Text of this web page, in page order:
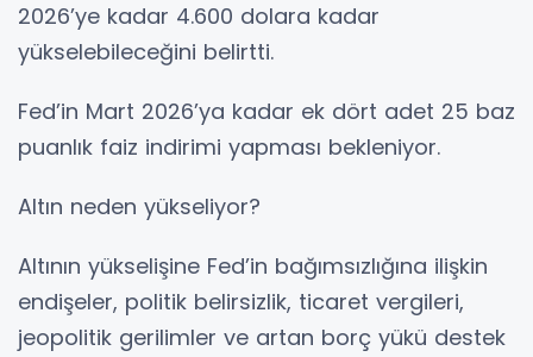
2026’ye kadar 4.600 dolara kadar
yükselebileceğini belirtti.
Fed’in Mart 2026’ya kadar ek dört adet 25 baz
puanlık faiz indirimi yapması bekleniyor.
Altın neden yükseliyor?
Altının yükselişine Fed’in bağımsızlığına ilişkin
endişeler, politik belirsizlik, ticaret vergileri,
jeopolitik gerilimler ve artan borç yükü destek